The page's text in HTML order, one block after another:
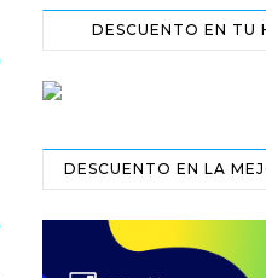
DESCUENTO EN TU
DESCUENTO EN LA